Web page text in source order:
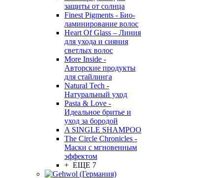
защиты от солнца
Finest Pigments - Био-
ламинирование волос
Heart Of Glass – Линия
для ухода и сияния
светлых волос
More Inside -
Авторские продукты
для стайлинга
Natural Tech -
Натуральный уход
Pasta & Love -
Идеальное бритье и
уход за бородой
A SINGLE SHAMPOO
The Circle Chronicles -
Маски с мгновенным
эффектом
+ ЕЩЕ 7